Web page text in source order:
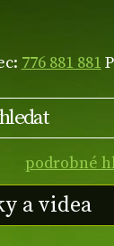
776 881 881
podrobné
a videa